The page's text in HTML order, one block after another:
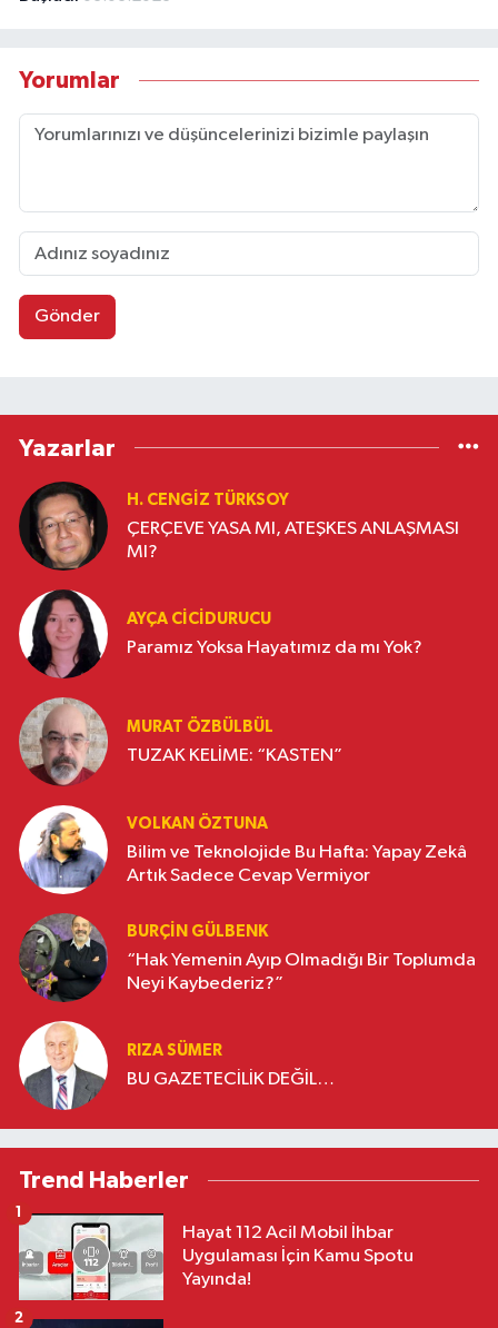
Yorumlar
Gönder
Yazarlar
H. CENGIZ TÜRKSOY
ÇERÇEVE YASA MI, ATEŞKES ANLAŞMASI
MI?
AYÇA CICIDURUCU
Paramız Yoksa Hayatımız da mı Yok?
MURAT ÖZBÜLBÜL
TUZAK KELİME: “KASTEN”
VOLKAN ÖZTUNA
Bilim ve Teknolojide Bu Hafta: Yapay Zekâ
Artık Sadece Cevap Vermiyor
BURÇIN GÜLBENK
“Hak Yemenin Ayıp Olmadığı Bir Toplumda
Neyi Kaybederiz?”
RIZA SÜMER
BU GAZETECİLİK DEĞİL…
Trend Haberler
Hayat 112 Acil Mobil İhbar
Uygulaması İçin Kamu Spotu
Yayında!
1
2